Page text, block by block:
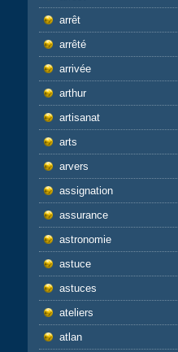
arrêt
arrêté
arrivée
arthur
artisanat
arts
arvers
assignation
assurance
astronomie
astuce
astuces
ateliers
atlan